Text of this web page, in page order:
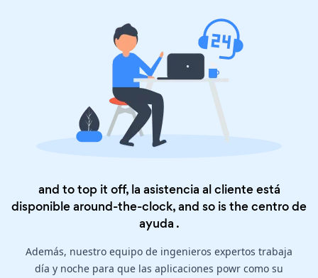
and to top it off, la asistencia al cliente está
disponible around-the-clock, and so is thecentro de
ayuda .
Además, nuestro equipo de ingenieros expertos trabaja
día y noche para que las aplicaciones powr como su